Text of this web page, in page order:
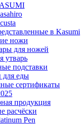
в Kasumi
ножи
для ножей
утварь
подставки
для еды
сертификаты
продукция
расчёски
Pen